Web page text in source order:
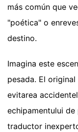
más común que
"poética" o
destino.
Imagina este
pesada. El
evitarea
echipamentului
traductor